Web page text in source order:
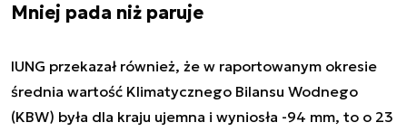
Mniej pada niż paruje
IUNG przekazał również, że w raportowanym okresie
średnia wartość Klimatycznego Bilansu Wodnego
(KBW) była dla kraju ujemna i wyniosła -94 mm, to o 23